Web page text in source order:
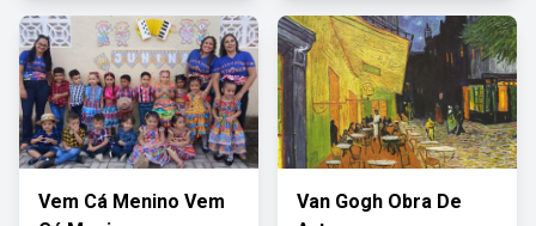
Vem Cá Menino Vem
Van Gogh Obra De